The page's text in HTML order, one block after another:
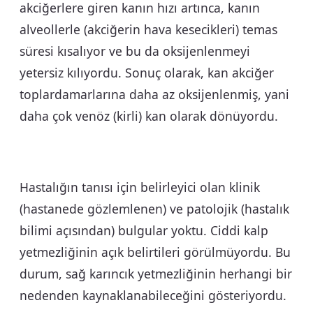
akciğerlere giren kanın hızı artınca, kanın
alveollerle (akciğerin hava kesecikleri) temas
süresi kısalıyor ve bu da oksijenlenmeyi
yetersiz kılıyordu. Sonuç olarak, kan akciğer
toplardamarlarına daha az oksijenlenmiş, yani
daha çok venöz (kirli) kan olarak dönüyordu.
Hastalığın tanısı için belirleyici olan klinik
(hastanede gözlemlenen) ve patolojik (hastalık
bilimi açısından) bulgular yoktu. Ciddi kalp
yetmezliğinin açık belirtileri görülmüyordu. Bu
durum, sağ karıncık yetmezliğinin herhangi bir
nedenden kaynaklanabileceğini gösteriyordu.